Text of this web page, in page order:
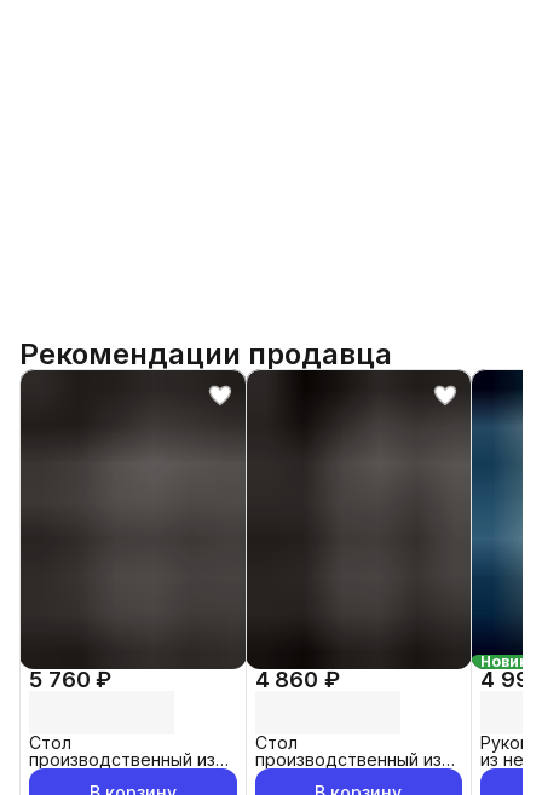
Рекомендации продавца
5 760 ₽
Стол
производственный из
нержавеющей стали с
4 860 ₽
Стол
производственный из
нержавеющей стали с
4
из